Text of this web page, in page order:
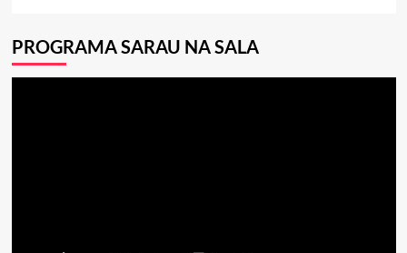
PROGRAMA SARAU NA SALA